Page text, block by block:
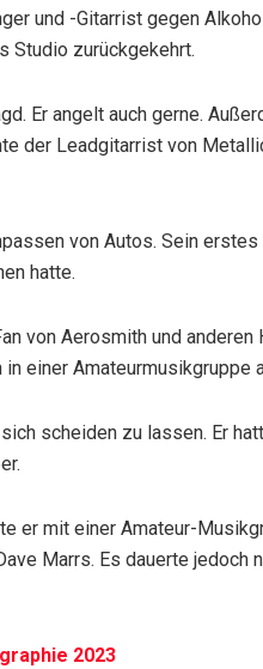
und -Gitarrist gegen
Studio zurückgekehrt.
Er angelt auch gerne.
der Leadgitarrist von
von Autos. Sein erstes
hatte.
von Aerosmith und
einer Amateurmusikgruppe
scheiden zu lassen. Er
er mit einer Amateur-
Marrs. Es dauerte jedoch
2023